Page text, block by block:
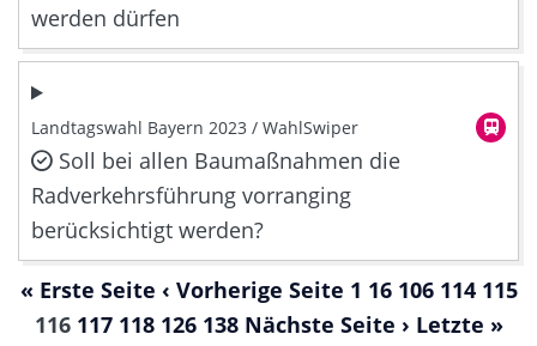
werden dürfen
Landtagswahl Bayern 2023 / WahlSwiper
Soll bei allen Baumaßnahmen die
Radverkehrsführung vorranging
berücksichtigt werden?
« Erste Seite ‹ Vorherige Seite 1 16 106 114 115
116 117 118 126 138 Nächste Seite › Letzte »